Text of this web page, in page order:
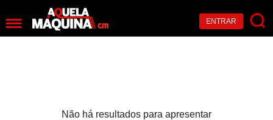
ENTRAR
Não há resultados para apresentar